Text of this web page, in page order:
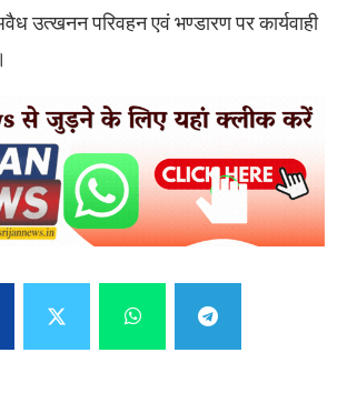
उत्खनन परिवहन एवं भण्डारण पर कार्यवाही